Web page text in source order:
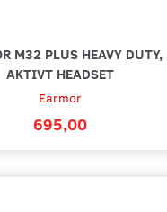
M32 PLUS HEAVY DUTY,
AKTIVT HEADSET
Earmor
695,00